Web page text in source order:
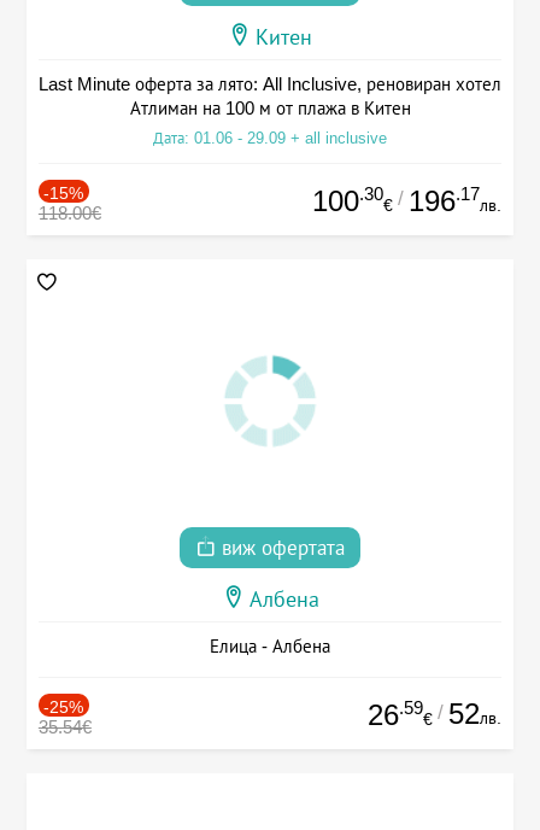
Китен
Last Minute оферта за лято: All Inclusive, реновиран хотел
Атлиман на 100 м от плажа в Китен
Дата: 01.06 - 29.09 + all inclusive
-15%
118.00€ 100.30
€ / 196.17
лв.
виж офертата
Албена
Елица - Албена
-25%
35.54€ 26.59
€ / 52лв.